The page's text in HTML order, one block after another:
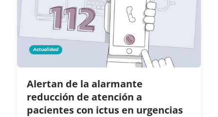
Actualidad
Alertan de la alarmante
reducción de atención a
pacientes con ictus en urgencias